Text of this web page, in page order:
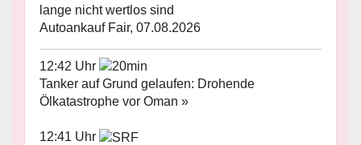
lange nicht wertlos sind
Autoankauf Fair, 07.08.2026
12:42 Uhr
Tanker auf Grund gelaufen: Drohende
Ölkatastrophe vor Oman »
12:41 Uhr